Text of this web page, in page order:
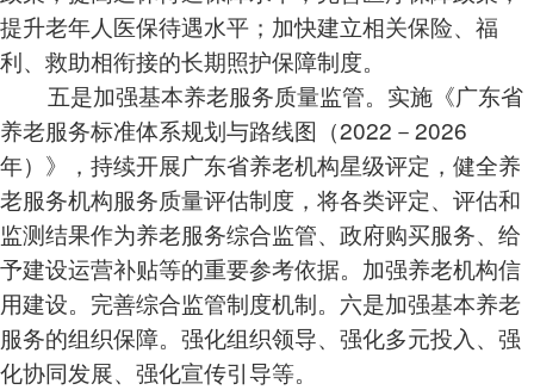
提升老年人医保待遇水平；加快建立相关保险、福
利、救助相衔接的长期照护保障制度。
五是加强基本养老服务质量监管。实施《广东省
养老服务标准体系规划与路线图（2022－2026
年）》，持续开展广东省养老机构星级评定，健全养
老服务机构服务质量评估制度，将各类评定、评估和
监测结果作为养老服务综合监管、政府购买服务、给
予建设运营补贴等的重要参考依据。加强养老机构信
用建设。完善综合监管制度机制。六是加强基本养老
服务的组织保障。强化组织领导、强化多元投入、强
化协同发展、强化宣传引导等。